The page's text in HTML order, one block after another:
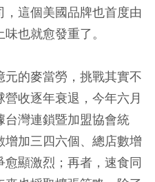
，這個美國品牌也首度由
也就愈發重了。
的麥當勞，挑戰其實不
收逐年衰退， 今年六月
台灣連鎖暨加盟協會統
加三四六個、總店數增
顯激烈； 再者， 速食同